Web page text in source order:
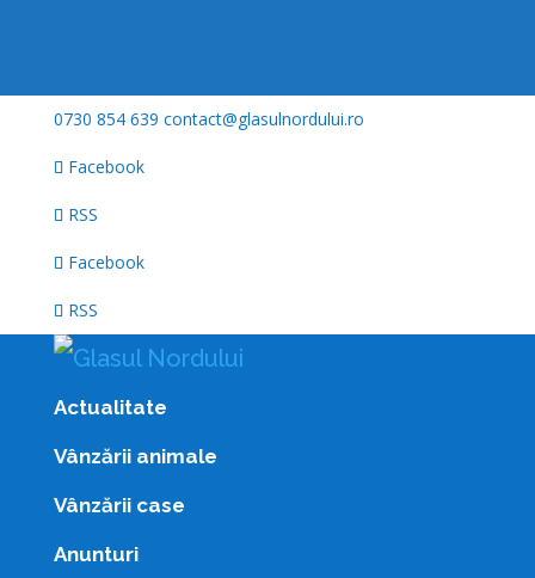
0730 854 639 contact@glasulnordului.ro
Facebook
RSS
Facebook
RSS
Actualitate
Vânzării animale
Vânzării case
Anunturi